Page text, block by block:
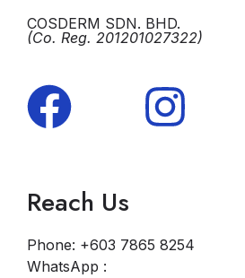
COSDERM SDN. BHD.
(Co. Reg. 201201027322)
Reach Us
Phone: +603 7865 8254
WhatsApp :